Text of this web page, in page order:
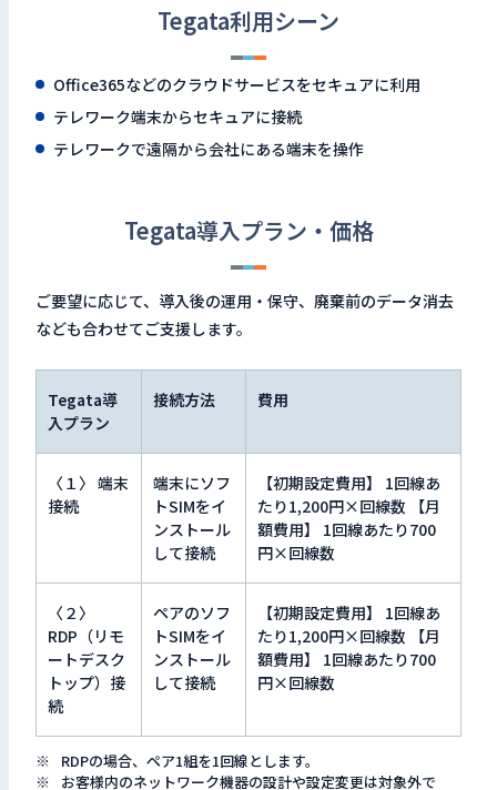
Tegata利用シーン
Office365などのクラウドサービスをセキュアに利用
テレワーク端末からセキュアに接続
テレワークで遠隔から会社にある端末を操作
Tegata導入プラン・価格
ご要望に応じて、導入後の運用・保守、廃棄前のデータ消去
なども合わせてご支援します。
Tegata導
入プラン
接続方法 費用
〈１〉 端末
接続
端末にソフ
トSIMをイ
ンストール
して接続
【初期設定費用】 1回線あ
たり1,200円×回線数 【月
額費用】 1回線あたり700
円×回線数
〈２〉
RDP（リモ
ートデスク
トップ）接
続
ペアのソフ
トSIMをイ
ンストール
して接続
【初期設定費用】 1回線あ
たり1,200円×回線数 【月
額費用】 1回線あたり700
円×回線数
RDPの場合、ペア1組を1回線とします。
お客様内のネットワーク機器の設計や設定変更は対象外で